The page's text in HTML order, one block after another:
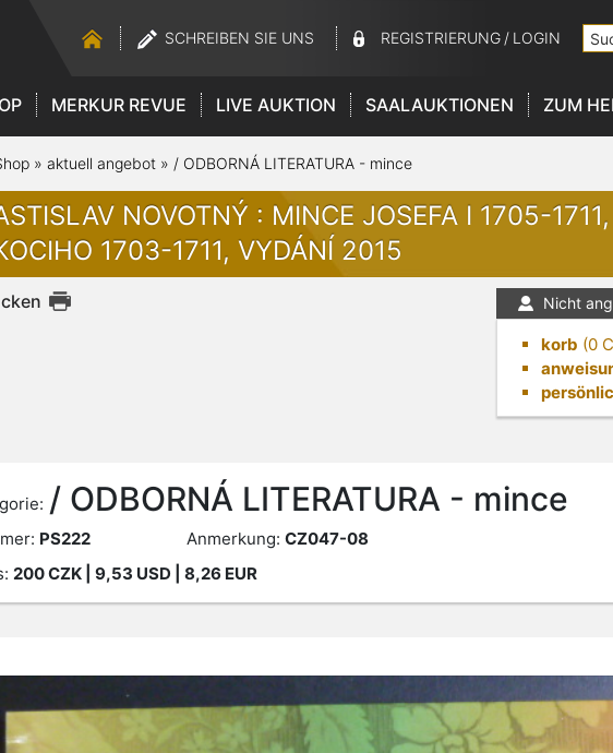
SCHREIBEN SIE UNS REGISTRIERUNG / LOGIN
MERKUR REVUE LIVE AUKTION SAALAUKTIONEN ZUM
» aktuell angebot» / ODBORNÁ LITERATURA - mince
NOVOTNÝ : MINCE JOSEFA I 1705-
1703-1711, VYDÁNÍ 2015
Nicht
korb (0
/ ODBORNÁ LITERATURA - mince
PS222 Anmerkung: CZ047-08
200CZK| 9,53 USD | 8,26 EUR